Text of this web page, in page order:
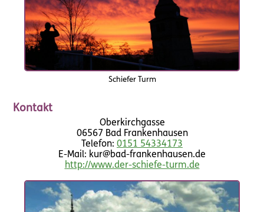
Schiefer Turm
Kontakt
Oberkirchgasse
06567 Bad Frankenhausen
Telefon: 0151 54334173
E-Mail: kur@bad-frankenhausen.de
http://www.der-schiefe-turm.de